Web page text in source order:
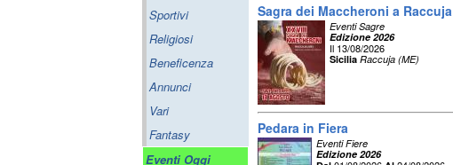
Sportivi
Religiosi
Beneficenza
Annunci
Vari
Fantasy
Eventi Oggi
Sagra dei Maccheroni a Raccuja
Eventi Sagre
Edizione 2026
Il 13/08/2026
Sicilia Raccuja (ME)
Pedara in Fiera
Eventi Fiere
Edizione 2026